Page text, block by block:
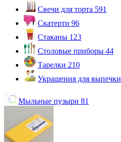
Свечи для торта 591
Скатерти 96
Стаканы 123
Столовые приборы 44
Тарелки 210
Украшения для выпечки
Мыльные пузыри 81